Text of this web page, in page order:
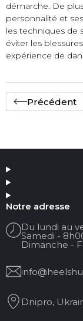
démarche. De
personnalité et
les techniques de
éviter les
expérience de
Précédent
Notre adresse
Du lundi au
Samedi -
Dimanche -
Dnipro,